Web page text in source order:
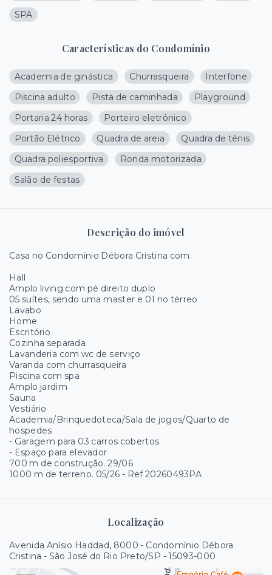
SPA
Características do Condomínio
Academia de ginástica Churrasqueira
Interfone
Piscina adulto
Pista de caminhada
Playground
Portaria 24 horas
Porteiro eletrônico
Portão Elétrico
Quadra de areia
Quadra de tênis
Quadra poliesportiva
Ronda motorizada
Salão de festas
Descrição do imóvel
Casa no Condomínio Débora Cristina com:
Hall
Amplo living com pé direito duplo
05 suítes, sendo uma master e 01 no térreo
Lavabo
Home
Escritório
Cozinha separada
Lavanderia com wc de serviço
Varanda com churrasqueira
Piscina com spa
Amplo jardim
Sauna
Vestiário
Academia/Brinquedoteca/Sala de jogos/Quarto de
hospedes
- Garagem para 03 carros cobertos
- Espaço para elevador
700 m de construção. 29/06
1000 m de terreno. 05/26 - Ref 20260493PA
Localização
Avenida Anísio Haddad, 8000 - Condomínio Débora
Cristina - São José do Rio Preto/SP - 15093-000